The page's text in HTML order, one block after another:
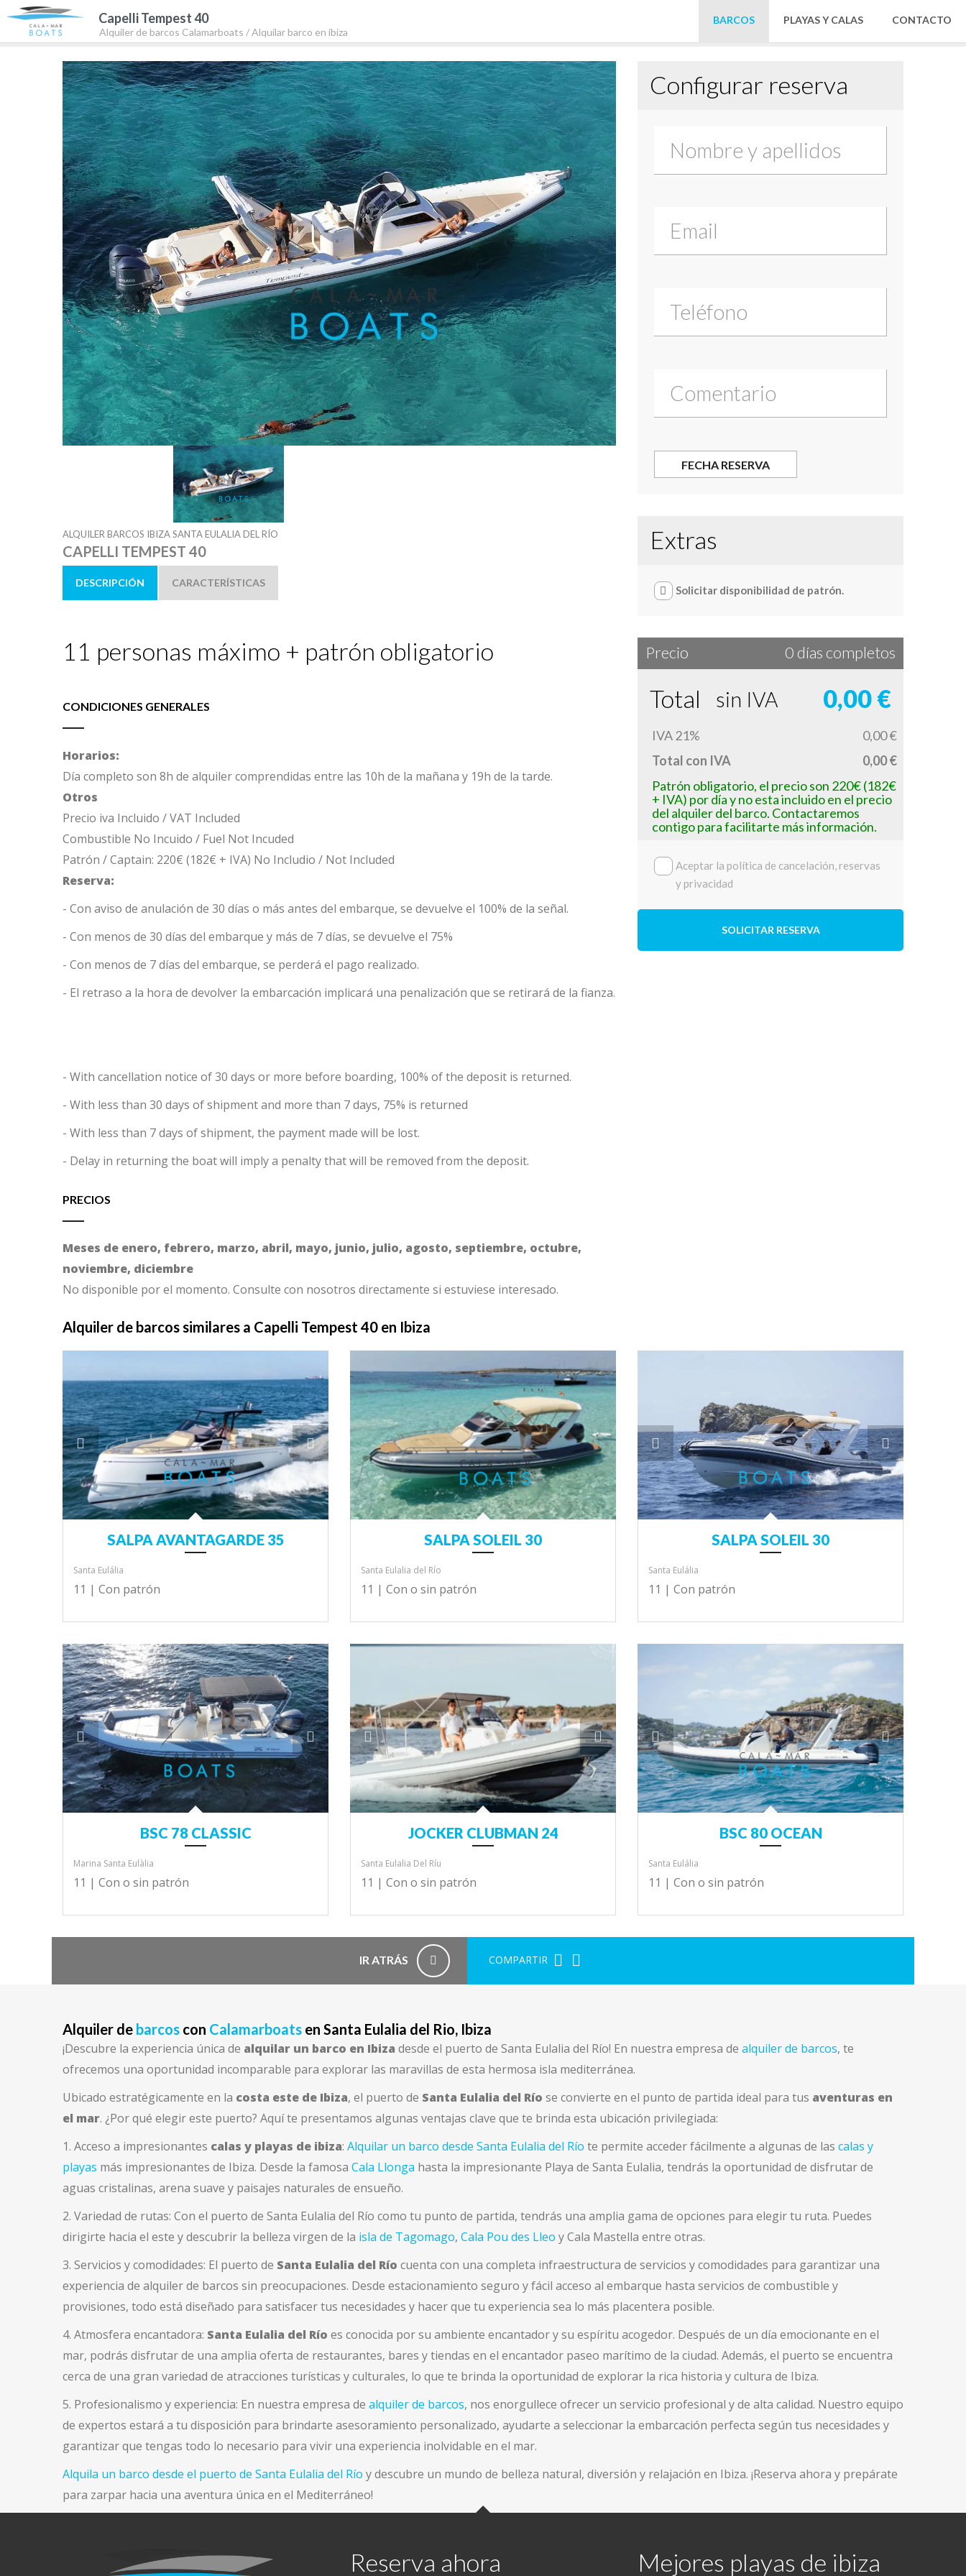
Alquiler de barcos Calamarboats / Alquilar barco en ibiza
Capelli Tempest 40 BARCOS PLAYAS Y CALAS CONTACTO
Configurar reserva
Extras
Solicitar disponibilidad de patrón.
Precio 0 días completos
Total sin IVA 0,00 €
IVA 21%
0,00 €
Total con IVA
0,00 €
Patrón obligatorio, el precio son 220€ (182€
+ IVA) por día y no esta incluido en el precio
del alquiler del barco. Contactaremos
contigo para facilitarte más información.
Aceptar la política de cancelación, reservas
y privacidad
SOLICITAR RESERVA
ALQUILER BARCOS IBIZA SANTA EULALIA DEL RÍO
CAPELLI TEMPEST 40
DESCRIPCIÓN CARACTERÍSTICAS
11 personas máximo + patrón obligatorio
CONDICIONES GENERALES
Horarios:
Día completo son 8h de alquiler comprendidas entre las 10h de la mañana y 19h de la tarde.
Otros
Precio iva Incluido / VAT Included
Combustible No Incuido / Fuel Not Incuded
Patrón / Captain: 220€ (182€ + IVA) No Includio / Not Included
Reserva:
- Con aviso de anulación de 30 días o más antes del embarque, se devuelve el 100% de la señal.
- Con menos de 30 días del embarque y más de 7 días, se devuelve el 75%
- Con menos de 7 días del embarque, se perderá el pago realizado.
- El retraso a la hora de devolver la embarcación implicará una penalización que se retirará de la fianza.
- With cancellation notice of 30 days or more before boarding, 100% of the deposit is returned.
- With less than 30 days of shipment and more than 7 days, 75% is returned
- With less than 7 days of shipment, the payment made will be lost.
- Delay in returning the boat will imply a penalty that will be removed from the deposit.
PRECIOS
Meses de enero, febrero, marzo, abril, mayo, junio, julio, agosto, septiembre, octubre,
noviembre, diciembre
No disponible por el momento. Consulte con nosotros directamente si estuviese interesado.
Alquiler de barcos similares a Capelli Tempest 40 en Ibiza
SALPA AVANTAGARDE 35
Santa Eulália
11 | Con patrón
SALPA SOLEIL 30
Santa Eulalia del Río
11 | Con o sin patrón
SALPA SOLEIL 30
Santa Eulália
11 | Con patrón
BSC 78 CLASSIC
Marina Santa Eulàlia
11 | Con o sin patrón
JOCKER CLUBMAN 24
Santa Eulalia Del Ríu
11 | Con o sin patrón
BSC 80 OCEAN
Santa Eulália
11 | Con o sin patrón
IR ATRÁS COMPARTIR
Alquiler de barcos con Calamarboats en Santa Eulalia del Rio, Ibiza
¡Descubre la experiencia única de alquilar un barco en Ibiza desde el puerto de Santa Eulalia del Río! En nuestra empresa de alquiler de barcos, te
ofrecemos una oportunidad incomparable para explorar las maravillas de esta hermosa isla mediterránea.
Ubicado estratégicamente en la costa este de Ibiza, el puerto de Santa Eulalia del Río se convierte en el punto de partida ideal para tus aventuras en
el mar. ¿Por qué elegir este puerto? Aquí te presentamos algunas ventajas clave que te brinda esta ubicación privilegiada:
1. Acceso a impresionantes calas y playas de ibiza: Alquilar un barco desde Santa Eulalia del Río te permite acceder fácilmente a algunas de las calas y
playas más impresionantes de Ibiza. Desde la famosa Cala Llonga hasta la impresionante Playa de Santa Eulalia, tendrás la oportunidad de disfrutar de
aguas cristalinas, arena suave y paisajes naturales de ensueño.
2. Variedad de rutas: Con el puerto de Santa Eulalia del Río como tu punto de partida, tendrás una amplia gama de opciones para elegir tu ruta. Puedes
dirigirte hacia el este y descubrir la belleza virgen de la isla de Tagomago, Cala Pou des Lleo y Cala Mastella entre otras.
3. Servicios y comodidades: El puerto de Santa Eulalia del Río cuenta con una completa infraestructura de servicios y comodidades para garantizar una
experiencia de alquiler de barcos sin preocupaciones. Desde estacionamiento seguro y fácil acceso al embarque hasta servicios de combustible y
provisiones, todo está diseñado para satisfacer tus necesidades y hacer que tu experiencia sea lo más placentera posible.
4. Atmosfera encantadora: Santa Eulalia del Río es conocida por su ambiente encantador y su espíritu acogedor. Después de un día emocionante en el
mar, podrás disfrutar de una amplia oferta de restaurantes, bares y tiendas en el encantador paseo marítimo de la ciudad. Además, el puerto se encuentra
cerca de una gran variedad de atracciones turísticas y culturales, lo que te brinda la oportunidad de explorar la rica historia y cultura de Ibiza.
5. Profesionalismo y experiencia: En nuestra empresa de alquiler de barcos, nos enorgullece ofrecer un servicio profesional y de alta calidad. Nuestro equipo
de expertos estará a tu disposición para brindarte asesoramiento personalizado, ayudarte a seleccionar la embarcación perfecta según tus necesidades y
garantizar que tengas todo lo necesario para vivir una experiencia inolvidable en el mar.
Alquila un barco desde el puerto de Santa Eulalia del Río y descubre un mundo de belleza natural, diversión y relajación en Ibiza. ¡Reserva ahora y prepárate
para zarpar hacia una aventura única en el Mediterráneo!
Reserva ahora Mejores playas de ibiza